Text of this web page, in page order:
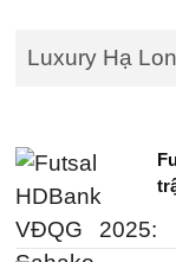
Luxury Hạ